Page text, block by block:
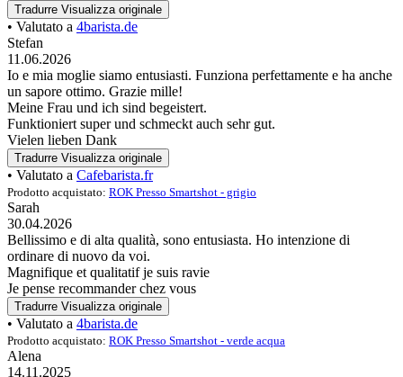
Tradurre Visualizza originale
• Valutato a 4barista.de
Stefan
11.06.2026
Io e mia moglie siamo entusiasti. Funziona perfettamente e ha anche
un sapore ottimo. Grazie mille!
Meine Frau und ich sind begeistert.
Funktioniert super und schmeckt auch sehr gut.
Vielen lieben Dank
Tradurre Visualizza originale
• Valutato a Cafebarista.fr
Prodotto acquistato: ROK Presso Smartshot - grigio
Sarah
30.04.2026
Bellissimo e di alta qualità, sono entusiasta. Ho intenzione di
ordinare di nuovo da voi.
Magnifique et qualitatif je suis ravie
Je pense recommander chez vous
Tradurre Visualizza originale
• Valutato a 4barista.de
Prodotto acquistato: ROK Presso Smartshot - verde acqua
Alena
14.11.2025